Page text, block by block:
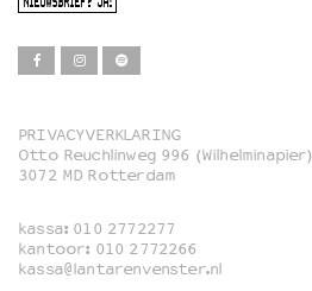
Film
Familie
Film in English
PRIVACYVERKLARING
Otto Reuchlinweg 996 (Wilhelminapier)
3072 MD Rotterdam
kassa: 010 2772277
kantoor: 010 2772266
kassa@lantarenvenster.nl